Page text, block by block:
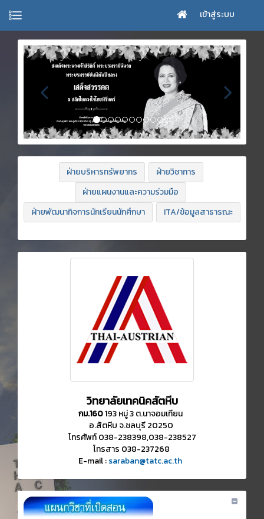
เข้าสู่ระบบ
ฝ่ายบริหารทรัพยากร
ฝ่ายวิชาการ
ฝ่ายแผนงานและความร่วมมือ
ฝ่ายพัฒนากิจการนักเรียนนักศึกษา
ITA/ข้อมูลสาธารณะ
วิทยาลัยเทคนิคสัตหีบ
กม.160193 หมู่ 3 ต.นาจอมเทียน
อ.สัตหีบ จ.ชลบุรี 20250
โทรศัพท์ 038-238398,038-238527
โทรสาร 038-237268
E-mail :saraban@tatc.ac.th